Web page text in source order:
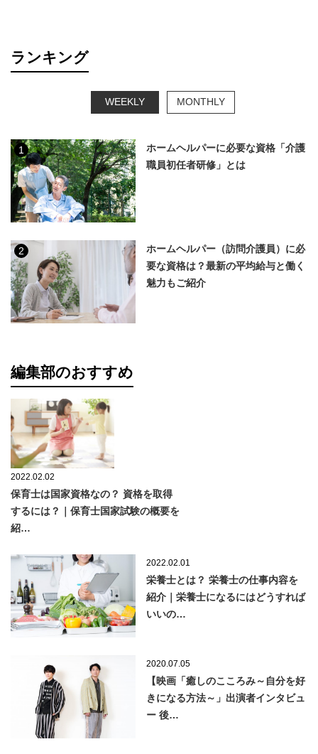
ランキング
WEEKLY MONTHLY
1
ホームヘルパーに必要な資格「介護
職員初任者研修」とは
2
ホームヘルパー（訪問介護員）に必
要な資格は？最新の平均給与と働く
魅力もご紹介
編集部のおすすめ
2022.02.02
保育士は国家資格なの？ 資格を取得
するには？｜保育士国家試験の概要を
紹…
2022.02.01
栄養士とは？ 栄養士の仕事内容を
紹介｜栄養士になるにはどうすれば
いいの…
2020.07.05
【映画「癒しのこころみ～自分を好
きになる方法～」出演者インタビュ
ー 後…